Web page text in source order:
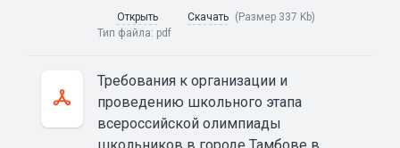
Открыть Скачать (Размер 337 Kb)
Тип файла: pdf
Требования к организации и
проведению школьного этапа
всероссийской олимпиады